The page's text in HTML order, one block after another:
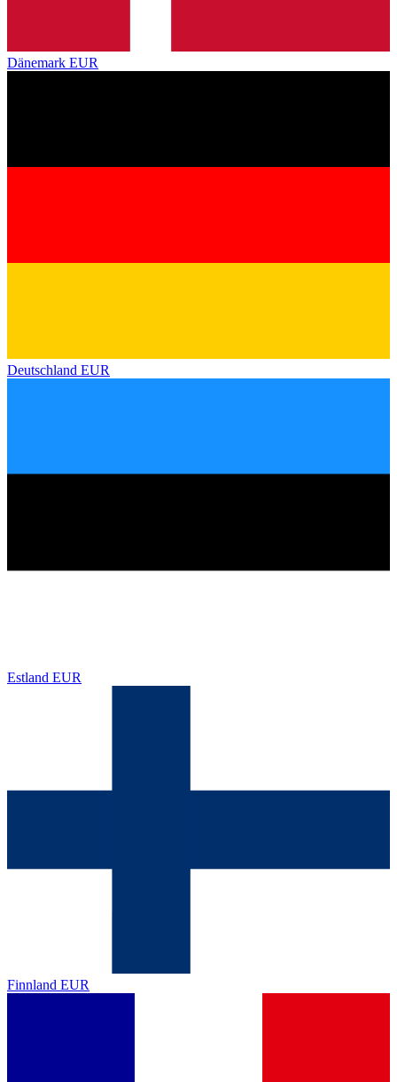
Dänemark EUR
Deutschland EUR
Estland EUR
Finnland EUR